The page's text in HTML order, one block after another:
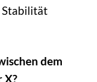
Stabilität
dem
X?